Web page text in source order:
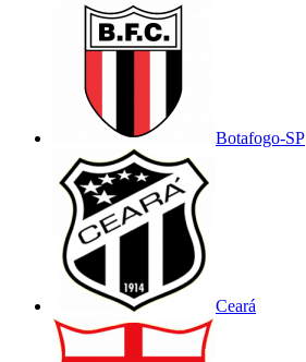
Botafogo-SP
Ceará